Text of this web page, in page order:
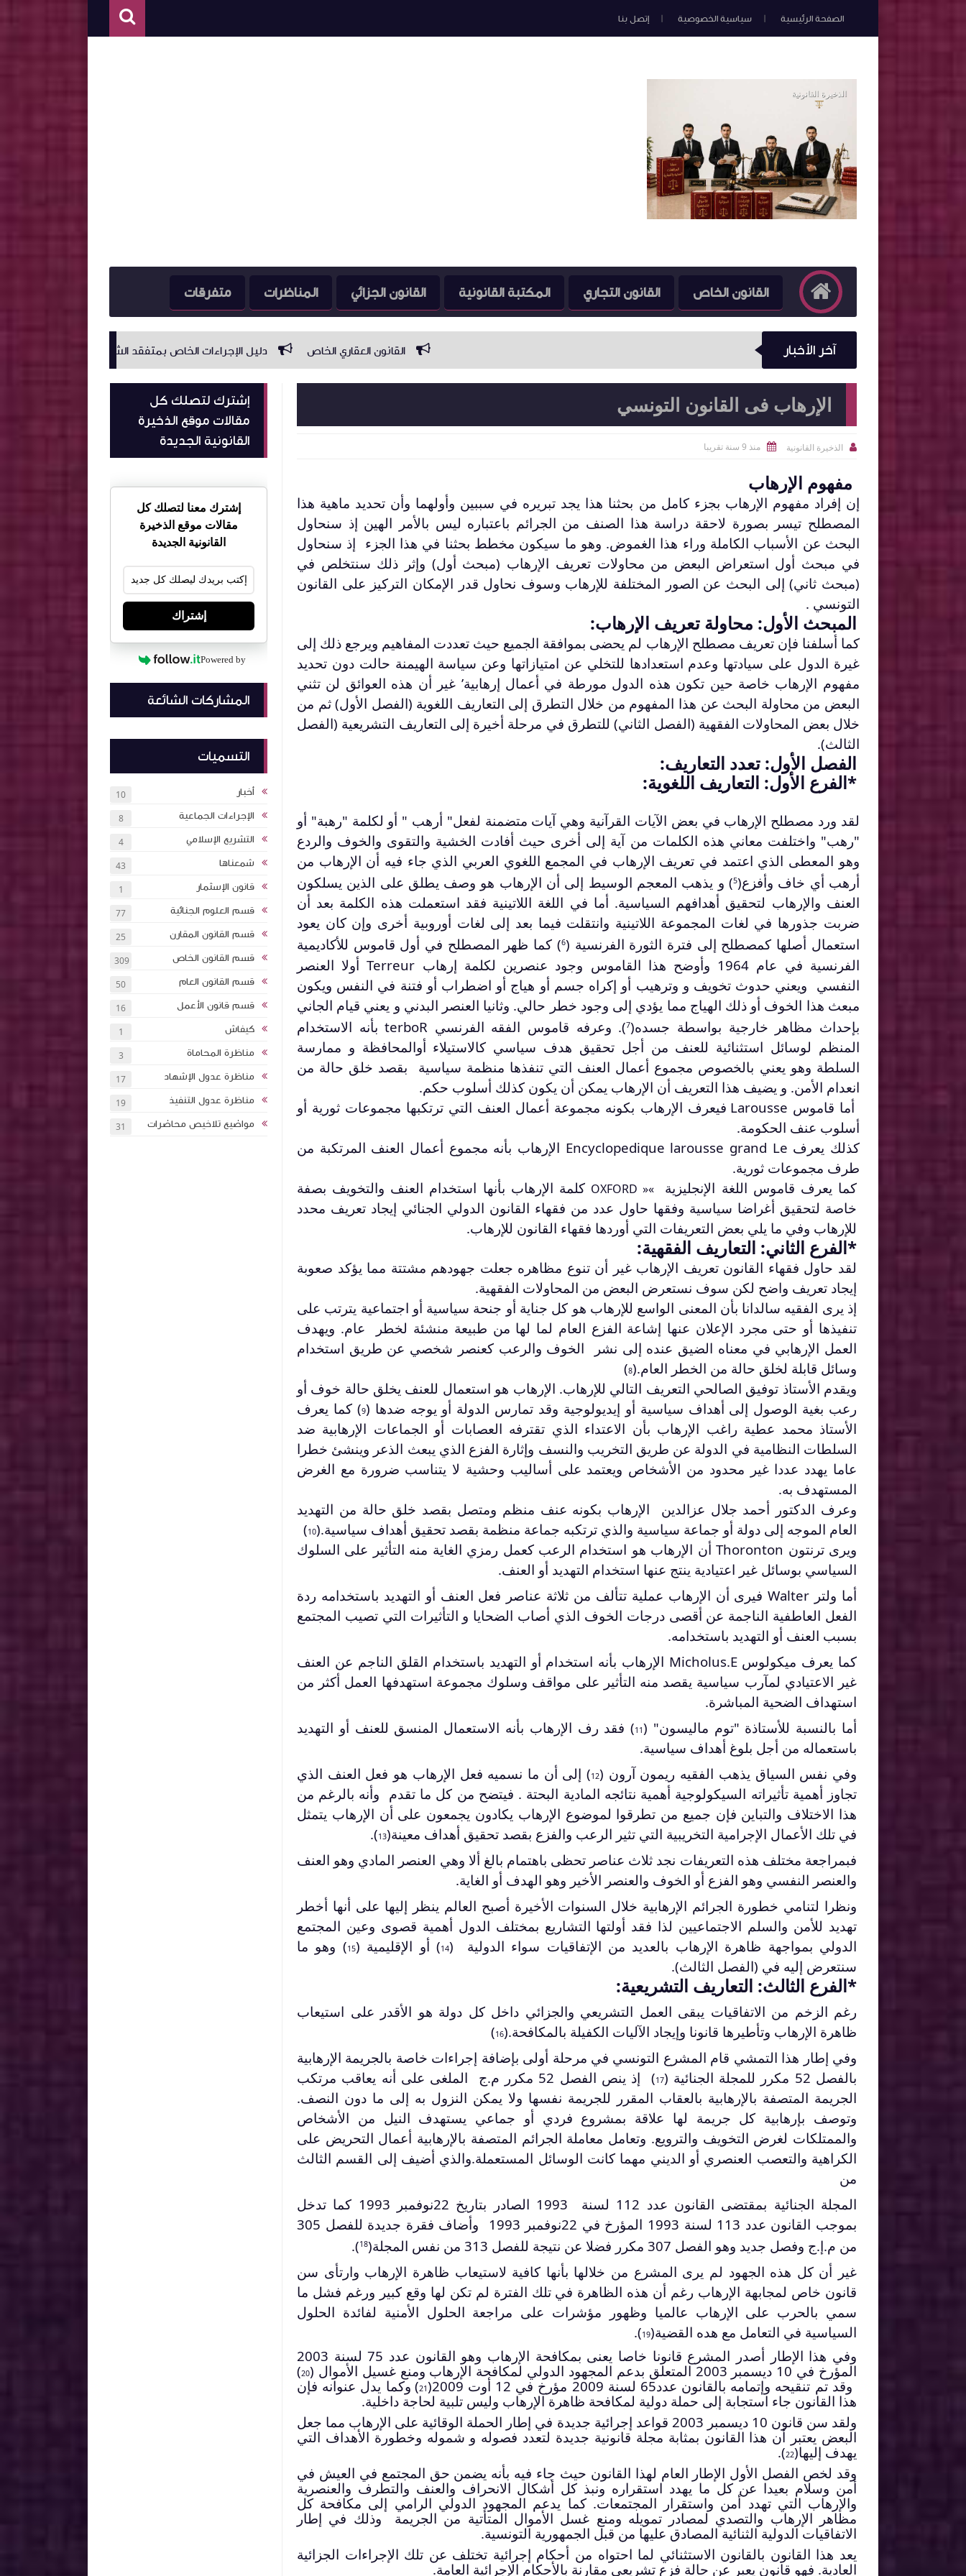
الصفحة الرئيسية سياسية الخصوصية إتصل بنا
القانون الخاص القانون التجاري المكتبة القانونية القانون الجزائي المناظرات متفرقات
آخر الأخبار القانون العقاري الخاص دليل الإجراءات الخاص بمتفقد الشغل ملخص الٱجال القانونية
الإرهاب فى القانون التونسي
 الذخيرة القانونية  منذ 9 سنة تقريبا
مفهوم الإرهاب
إن إفراد مفهوم الإرهاب بجزء كامل من بحثنا هذا يجد تبريره في سببين وأولهما وأن تحديد ماهية هذا
المصطلح تيسر بصورة لاحقة دراسة هذا الصنف من الجرائم باعتباره ليس بالأمر الهين إذ سنحاول
البحث عن الأسباب الكاملة وراء هذا الغموض. وهو ما سيكون مخطط بحثنا في هذا الجزء إذ سنحاول
في مبحث أول استعراض البعض من محاولات تعريف الإرهاب (مبحث أول) وإثر ذلك سنتخلص في
(مبحث ثاني) إلى البحث عن الصور المختلفة للإرهاب وسوف نحاول قدر الإمكان التركيز على القانون
التونسي .
المبحث الأول: محاولة تعريف الإرهاب:
كما أسلفنا فإن تعريف مصطلح الإرهاب لم يحضى بموافقة الجميع حيث تعددت المفاهيم ويرجع ذلك إلى
غيرة الدول على سيادتها وعدم استعدادها للتخلي عن امتيازاتها وعن سياسة الهيمنة حالت دون تحديد
مفهوم الإرهاب خاصة حين تكون هذه الدول مورطة في أعمال إرهابية’ غير أن هذه العوائق لن تثني
البعض من محاولة البحث عن هذا المفهوم من خلال التطرق إلى التعاريف اللغوية (الفصل الأول) ثم من
خلال بعض المحاولات الفقهية (الفصل الثاني) للتطرق في مرحلة أخيرة إلى التعاريف التشريعية (الفصل
الثالث).
الفصل الأول: تعدد التعاريف:
*الفرع الأول: التعاريف اللغوية:
لقد ورد مصطلح الإرهاب في بعض الآيات القرآنية وهي آيات متضمنة لفعل" أرهب " أو لكلمة "رهبة" أو
"رهب" واختلفت معاني هذه الكلمات من آية إلى أخرى حيث أفادت الخشية والتقوى والخوف والردع
وهو المعطى الذي اعتمد في تعريف الإرهاب في المجمع اللغوي العربي الذي جاء فيه أن الإرهاب من
أرهب أي خاف وأفزع(5) و يذهب المعجم الوسيط إلى أن الإرهاب هو وصف يطلق على الذين يسلكون
العنف والإرهاب لتحقيق أهدافهم السياسية. أما في اللغة اللاتينية فقد استعملت هذه الكلمة بعد أن
ضربت جذورها في لغات المجموعة اللاتينية وانتقلت فيما بعد إلى لغات أوروبية أخرى وإن كان يعود
استعمال أصلها كمصطلح إلى فترة الثورة الفرنسية (6) كما ظهر المصطلح في أول قاموس للأكاديمية
الفرنسية في عام 1964 وأوضح هذا القاموس وجود عنصرين لكلمة إرهاب Terreur أولا العنصر
النفسي ويعني حدوث تخويف و وترهيب أو إكراه جسم أو هياج أو اضطراب أو فتنة في النفس ويكون
مبعث هذا الخوف أو ذلك الهياج مما يؤدي إلى وجود خطر حالي. وثانيا العنصر البدني و يعني قيام الجاني
بإحداث مظاهر خارجية بواسطة جسده(7). وعرفه قاموس الفقه الفرنسي terboR
بأنه الاستخدام
المنظم لوسائل استثنائية للعنف من أجل تحقيق هدف سياسي كالاستيلاء أوالمحافظة و ممارسة
السلطة وهو يعني بالخصوص مجموع أعمال العنف التي تنفذها منظمة سياسية بقصد خلق حالة من
انعدام الأمن. و يضيف هذا التعريف أن الإرهاب يمكن أن يكون كذلك أسلوب حكم.
أما قاموس Larousse فيعرف الإرهاب بكونه مجموعة أعمال العنف التي ترتكبها مجموعات ثورية أو
أسلوب عنف الحكومة.
كذلك يعرف Encyclopedique
larousse
grand Le الإرهاب بأنه مجموع أعمال العنف المرتكبة من
طرف مجموعات ثورية.
كما يعرف قاموس اللغة الإنجليزية
«
OXFORD » كلمة الإرهاب بأنها استخدام العنف والتخويف بصفة
خاصة لتحقيق أغراضا سياسية وفقها حاول عدد من فقهاء القانون الدولي الجنائي إيجاد تعريف محدد
للإرهاب وفي ما يلي بعض التعريفات التي أوردها فقهاء القانون للإرهاب.
*الفرع الثاني: التعاريف الفقهية:
لقد حاول فقهاء القانون تعريف الإرهاب غير أن تنوع مظاهره جعلت جهودهم مشتتة مما يؤكد صعوبة
إيجاد تعريف واضح لكن سوف نستعرض البعض من المحاولات الفقهية.
إذ يرى الفقيه سالدانا بأن المعنى الواسع للإرهاب هو كل جناية أو جنحة سياسية أو اجتماعية يترتب على
تنفيذها أو حتى مجرد الإعلان عنها إشاعة الفزع العام لما لها من طبيعة منشئة لخطر عام. ويهدف
العمل الإرهابي في معناه الضيق عنده إلى نشر الخوف والرعب كعنصر شخصي عن طريق استخدام
وسائل قابلة لخلق حالة من الخطر العام.(8
)
ويقدم الأستاذ توفيق الصالحي التعريف التالي للإرهاب. الإرهاب هو استعمال للعنف يخلق حالة خوف أو
رعب بغية الوصول إلى أهداف سياسية أو إيديولوجية وقد تمارس الدولة أو يوجه ضدها (9) كما يعرف
الأستاذ محمد عطية راغب الإرهاب بأن الاعتداء الذي تقترفه العصابات أو الجماعات الإرهابية ضد
السلطات النظامية في الدولة عن طريق التخريب والنسف وإثارة الفزع الذي يبعث الذعر وينشئ خطرا
عاما يهدد عددا غير محدود من الأشخاص ويعتمد على أساليب وحشية لا يتناسب ضرورة مع الغرض
المستهدف به.
وعرف الدكتور أحمد جلال عزالدين الإرهاب بكونه عنف منظم ومتصل بقصد خلق حالة من التهديد
العام الموجه إلى دولة أو جماعة سياسية والذي ترتكبه جماعة منظمة بقصد تحقيق أهداف سياسية.(10
)
ويرى ترنتون Thoronton أن الإرهاب هو استخدام الرعب كعمل رمزي الغاية منه التأثير على السلوك
السياسي بوسائل غير اعتيادية ينتج عنها استخدام التهديد أو العنف.
أما ولتر Walter فيرى أن الإرهاب عملية تتألف من ثلاثة عناصر فعل العنف أو التهديد باستخدامه ردة
الفعل العاطفية الناجمة عن أقصى درجات الخوف الذي أصاب الضحايا و التأثيرات التي تصيب المجتمع
بسبب العنف أو التهديد باستخدامه.
كما يعرف ميكولوس
Micholus.E الإرهاب بأنه استخدام أو التهديد باستخدام القلق الناجم عن العنف
غير الاعتيادي لمآرب سياسية يقصد منه التأثير على مواقف وسلوك مجموعة استهدفها العمل أكثر من
استهداف الضحية المباشرة.
أما بالنسبة للأستاذة "توم ماليسون" (11) فقد رف الإرهاب بأنه الاستعمال المنسق للعنف أو التهديد
باستعماله من أجل بلوغ أهداف سياسية.
وفي نفس السياق يذهب الفقيه ريمون آرون (12) إلى أن ما نسميه فعل الإرهاب هو فعل العنف الذي
تجاوز أهمية تأثيراته السيكولوجية أهمية نتائجه المادية البحتة . فيتضح من كل ما تقدم وأنه بالرغم من
هذا الاختلاف والتباين فإن جميع من تطرقوا لموضوع الإرهاب يكادون يجمعون على أن الإرهاب يتمثل
في تلك الأعمال الإجرامية التخريبية التي تثير الرعب والفزع بقصد تحقيق أهداف معينة(13
).
فبمراجعة مختلف هذه التعريفات نجد ثلاث عناصر تحظى باهتمام بالغ ألا وهي العنصر المادي وهو العنف
والعنصر النفسي وهو الفزع أو الخوف والعنصر الأخير وهو الهدف أو الغاية.
ونظرا لتنامي خطورة الجرائم الإرهابية خلال السنوات الأخيرة أصبح العالم ينظر إليها على أنها أخطر
تهديد للأمن والسلم الاجتماعيين لذا فقد أولتها التشاريع بمختلف الدول أهمية قصوى وعين المجتمع
الدولي بمواجهة ظاهرة الإرهاب بالعديد من الإتفاقيات سواء الدولية (14) أو الإقليمية (15) وهو ما
سنتعرض إليه في (الفصل الثالث).
*الفرع الثالث: التعاريف التشريعية:
رغم الزخم من الاتفاقيات يبقى العمل التشريعي والجزائي داخل كل دولة هو الأقدر على استيعاب
ظاهرة الإرهاب وتأطيرها قانونا وإيجاد الآليات الكفيلة بالمكافحة.(16
)
وفي إطار هذا التمشي قام المشرع التونسي في مرحلة أولى بإضافة إجراءات خاصة بالجريمة الإرهابية
بالفصل 52 مكرر للمجلة الجنائية (
17
) إذ ينص الفصل 52 مكرر م.ج الملغى على أنه يعاقب مرتكب
الجريمة المتصفة بالإرهابية بالعقاب المقرر للجريمة نفسها ولا يمكن النزول به إلى ما دون النصف.
وتوصف بإرهابية كل جريمة لها علاقة بمشروع فردي أو جماعي يستهدف النيل من الأشخاص
والممتلكات لغرض التخويف والترويع. وتعامل معاملة الجرائم المتصفة بالإرهابية أعمال التحريض على
الكراهية والتعصب العنصري أو الديني مهما كانت الوسائل المستعملة.والذي أضيف إلى القسم الثالث
من
المجلة الجنائية بمقتضى القانون عدد 112 لسنة 1993 الصادر بتاريخ 22نوفمبر 1993 كما تدخل
بموجب القانون عدد 113 لسنة 1993 المؤرخ في 22نوفمبر 1993 وأضاف فقرة جديدة للفصل 305
من م.إ.ج وفصل جديد وهو الفصل 307 مكرر فضلا عن نتيجة للفصل 313 من نفس المجلة(
18
).
غير أن كل هذه الجهود لم يرى المشرع من خلالها بأنها كافية لاستيعاب ظاهرة الإرهاب وارتأى سن
قانون خاص لمجابهة الإرهاب رغم أن هذه الظاهرة في تلك الفترة لم تكن لها وقع كبير ورغم فشل ما
سمي بالحرب على الإرهاب عالميا وظهور مؤشرات على مراجعة الحلول الأمنية لفائدة الحلول
السياسية في التعامل مع هده القضية(19
).
وفي هذا الإطار أصدر المشرع قانونا خاصا يعنى بمكافحة الإرهاب وهو القانون عدد 75 لسنة 2003
المؤرخ في 10 ديسمبر 2003 المتعلق بدعم المجهود الدولي لمكافحة الإرهاب ومنع غسيل الأموال (
20
)
وقد تم تنقيحه وإتمامه بالقانون عدد65 لسنة 2009 مؤرخ في 12 أوت 2009(
21) وكما يدل عنوانه فإن
هذا القانون جاء استجابة إلى حملة دولية لمكافحة ظاهرة الإرهاب وليس تلبية لحاجة داخلية.
ولقد سن قانون 10 ديسمبر 2003 قواعد إجرائية جديدة في إطار الحملة الوقائية على الإرهاب مما جعل
البعض يعتبر أن هذا القانون بمثابة مجلة قانونية جديدة لتعدد فصوله و شموله وخطورة الأهداف التي
يهدف إليها(22
).
وقد لخص الفصل الأول الإطار العام لهذا القانون حيث جاء فيه بأنه يضمن حق المجتمع في العيش في
أمن وسلام بعيدا عن كل ما يهدد استقراره ونبذ كل أشكال الانحراف والعنف والتطرف والعنصرية
والإرهاب التي تهدد أمن واستقرار المجتمعات. كما يدعم المجهود الدولي الرامي إلى مكافحة كل
مظاهر الإرهاب والتصدي لمصادر تمويله ومنع غسل الأموال المتأتية من الجريمة وذلك في إطار
الاتفاقيات الدولية الثنائية المصادق عليها من قبل الجمهورية التونسية.
يعد هذا القانون بالقانون الاستثنائي لما احتواه من أحكام إجرائية تختلف عن تلك الإجراءات الجزائية
العادية. فهو قانون يعبر عن حالة فزع تشريعي مقارنة بالأحكام الإجرائية العامة.
إشترك لتصلك كل
مقالات موقع الذخيرة
القانونية الجديدة
إشترك معنا لتصلك كل
مقالات موقع الذخيرة
القانونية الجديدة
إشتراك
Powered by
المشاركات الشائعة
التسميات
أخبار 10
الإجراءات الجماعية 8
التشريع الإسلامي 4
شمعناها 43
قانون الإسثمار 1
قسم العلوم الجنائية 77
قسم القانون المقارن 25
قسم القانون الخاص 309
قسم القانون العام 50
قسم قانون الأعمل 16
كيفاش 1
مناظرة المحاماة 3
مناظرة عدول الإشهاد 17
مناظرة عدول التنفيذ 19
مواضيع تلاخيص محاضرات 31